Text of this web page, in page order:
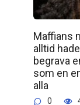
Maffians
alltid
begrava
som en
alla
0